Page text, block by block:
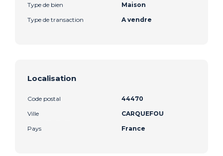
Type de bien
Maison
Type de transaction
A vendre
Localisation
Code postal
44470
Ville
CARQUEFOU
Pays
France